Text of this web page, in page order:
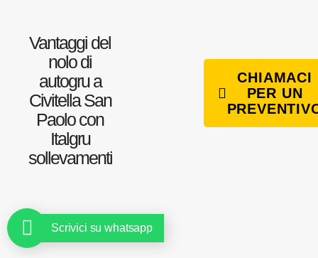
Vantaggi del
nolo di
autogru a
Civitella San
Paolo con
Italgru
sollevamenti
CHIAMACI
PER UN
Scrivici su whatsapp